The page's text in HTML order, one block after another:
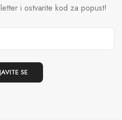
i ostvarite kod za popust!